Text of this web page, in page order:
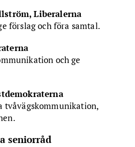
Liberalerna
förslag och föra samtal.
och ge
tvåvägskommunikation,
seniorråd